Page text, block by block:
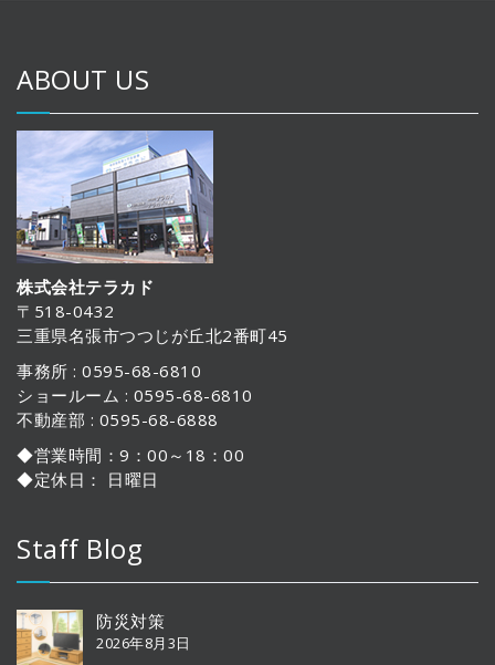
ABOUT US
株式会社テラカド
〒518-0432
三重県名張市つつじが丘北2番町45
事務所 : 0595-68-6810
ショールーム : 0595-68-6810
不動産部 : 0595-68-6888
◆営業時間：9：00～18：00
◆定休日： 日曜日
Staff Blog
防災対策
2026年8月3日